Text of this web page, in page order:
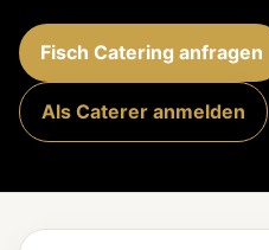
Fisch Catering anfragen
Als Caterer anmelden